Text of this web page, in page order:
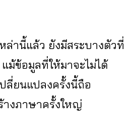
านี้แล้ว ยังมีสระบางตัวที่
ม้ข้อมูลที่ให้มาจะไม่ได้
ลี่ยนแปลงครั้งนี้ถือ
างภาษาครั้งใหญ่